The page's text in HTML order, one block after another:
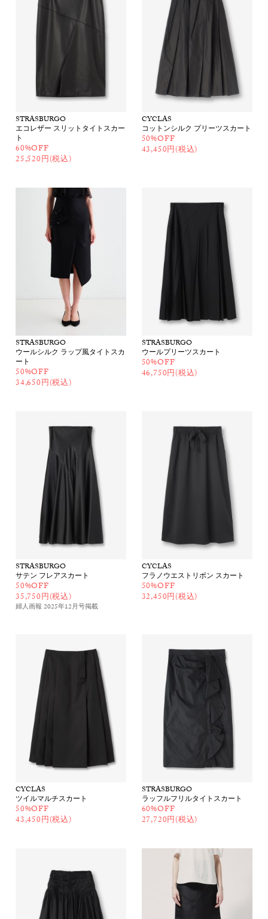
STRASBURGO
エコレザー スリットタイトスカー
ト
60%OFF
25,520円(税込)
CYCLAS
コットンシルク プリーツスカート
50%OFF
43,450円(税込)
STRASBURGO
ウールシルク ラップ風タイトスカ
ート
50%OFF
34,650円(税込)
STRASBURGO
ウールプリーツスカート
50%OFF
46,750円(税込)
STRASBURGO
サテン フレアスカート
50%OFF
35,750円(税込)
婦人画報 2025年12月号掲載
CYCLAS
フラノウエストリボン スカート
50%OFF
32,450円(税込)
CYCLAS
ツイルマルチスカート
50%OFF
43,450円(税込)
STRASBURGO
ラッフルフリルタイトスカート
60%OFF
27,720円(税込)